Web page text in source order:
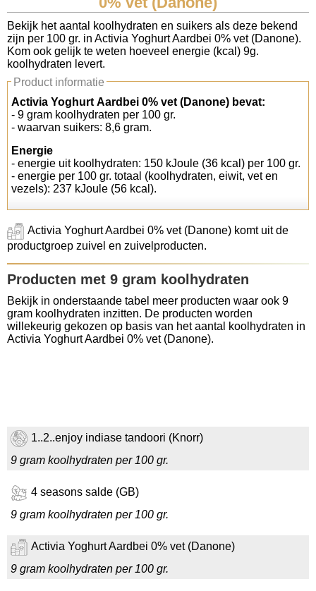
Koolhydraten tellen
Links
Bekijk het aantal koolhydraten en suikers als deze bekend
zijn per 100 gr. in Activia Yoghurt Aardbei 0% vet (Danone).
Kom ook gelijk te weten hoeveel energie (kcal) 9g.
koolhydraten levert.
Product informatie
Activia Yoghurt Aardbei 0% vet (Danone) bevat:
- 9 gram koolhydraten per 100 gr.
- waarvan suikers: 8,6 gram.
Energie
- energie uit koolhydraten: 150 kJoule (36 kcal) per 100 gr.
- energie per 100 gr. totaal (koolhydraten, eiwit, vet en
vezels): 237 kJoule (56 kcal).
Activia Yoghurt Aardbei 0% vet (Danone) komt uit de
productgroep zuivel en zuivelproducten.
Producten met 9 gram koolhydraten
Bekijk in onderstaande tabel meer producten waar ook 9
gram koolhydraten inzitten. De producten worden
willekeurig gekozen op basis van het aantal koolhydraten in
Activia Yoghurt Aardbei 0% vet (Danone).
1..2..enjoy indiase tandoori (Knorr)
9 gram koolhydraten per 100 gr.
4 seasons salde (GB)
9 gram koolhydraten per 100 gr.
Activia Yoghurt Aardbei 0% vet (Danone)
9 gram koolhydraten per 100 gr.